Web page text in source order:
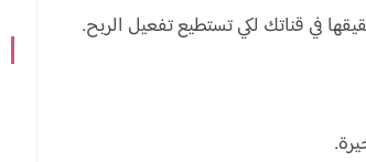
في قناتك لكي تستطيع تفعيل الربح.